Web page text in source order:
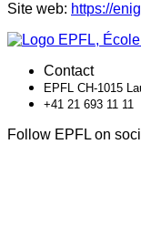
Site web: https://
Contact
EPFL CH-1015
+41 21 693 11 11
Follow EPFL on